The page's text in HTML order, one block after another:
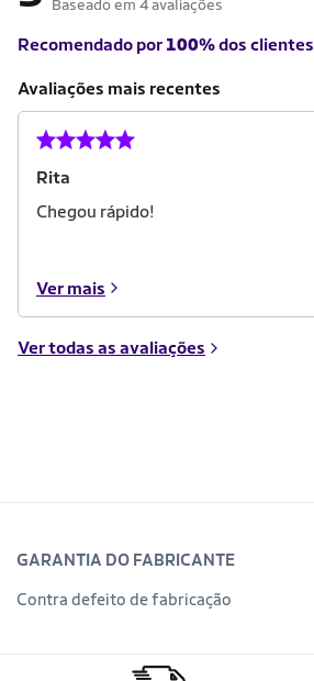
Baseado em 4 avaliações
Recomendado por 100%dos clientes
Avaliações mais recentes
Rita
Chegou rápido!
Ver mais
Ver todas as avaliações
GARANTIA DO FABRICANTE
Contra defeito de fabricação